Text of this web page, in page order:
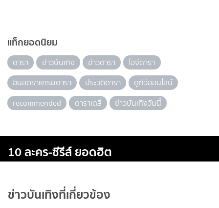
แท็กยอดนิยม
ดารา ข่าวบันเทิง ข่าวดารา
ไอจีดารา
อินสตราแกรมดารา
ประวัติดารา
ดูทีวีออนไลน์
recommended
ดาราเดลี่ ข่าวบันเทิงวันนี้
10 ละคร-ซีรีส์ ยอดฮิต
ข่าวบันเทิงที่เกี่ยวข้อง